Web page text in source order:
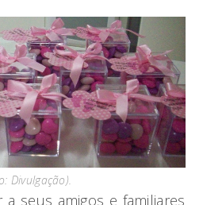
Divulgação).
a seus amigos e familiares